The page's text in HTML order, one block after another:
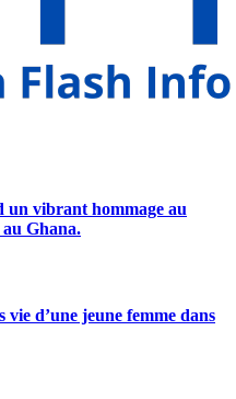
un vibrant hommage au
Ghana.
d’une jeune femme dans